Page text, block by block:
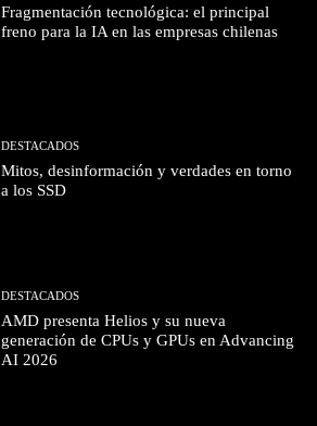
Fragmentación tecnológica: el principal
freno para la IA en las empresas chilenas
DESTACADOS
Mitos, desinformación y verdades en torno
a los SSD
DESTACADOS
AMD presenta Helios y su nueva
generación de CPUs y GPUs en Advancing
AI 2026